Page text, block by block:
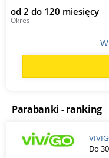
od 2 do 120 miesięcy
Okres
Parabanki - ranking
Do